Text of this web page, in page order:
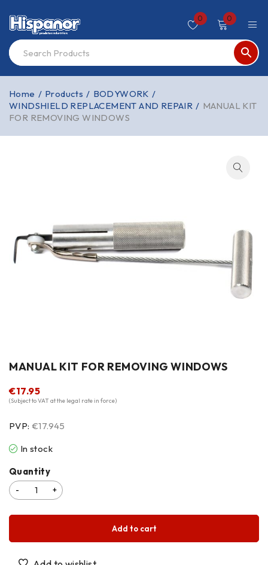
0 0
Home / Products / BODYWORK /
WINDSHIELD REPLACEMENT AND REPAIR / MANUAL KIT
FOR REMOVING WINDOWS
MANUAL KIT FOR REMOVING WINDOWS
€17.95
(Subject to VAT at the legal rate in force)
PVP: €17.945
In stock
Quantity
Add to cart